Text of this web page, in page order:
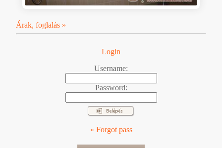
Árak, foglalás »
Login
Username:
Password:
» Forgot pass